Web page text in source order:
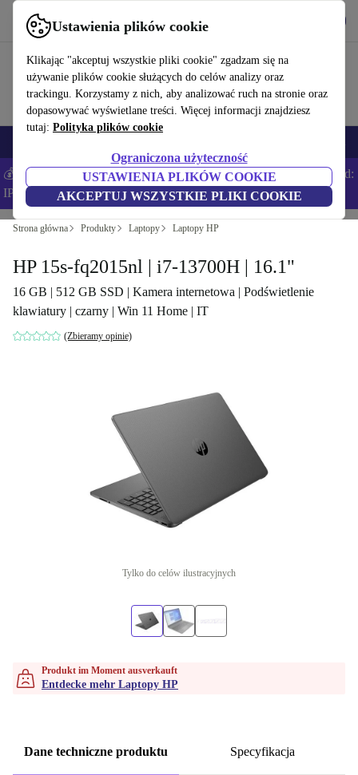
Ustawienia plików cookie
Klikając "akceptuj wszystkie pliki cookie" zgadzam się na
używanie plików cookie służących do celów analizy oraz
trackingu. Korzystamy z nich, aby analizować ruch na stronie oraz
dopasowywać wyświetlane treści. Więcej informacji znajdziesz
tutaj: Polityka plików cookie
Ograniczona użyteczność
USTAWIENIA PLIKÓW COOKIE
AKCEPTUJ WSZYSTKIE PLIKI COOKIE
Korzystaj z refurbed szybko i łatwo
💰Zaoszczędź DODATKOWE 5% na wszystkich iPhone’ach – Kod:
IPHONEDEAL –Regulamin
Strona główna Produkty Laptopy Laptopy HP
HP 15s-fq2015nl | i7-13700H | 16.1"
16 GB | 512 GB SSD | Kamera internetowa | Podświetlenie
klawiatury | czarny | Win 11 Home | IT
(Zbieramy opinie)
Tylko do celów ilustracyjnych
Produkt im Moment ausverkauft
Entdecke mehr Laptopy HP
Dane techniczne produktu Specyfikacja